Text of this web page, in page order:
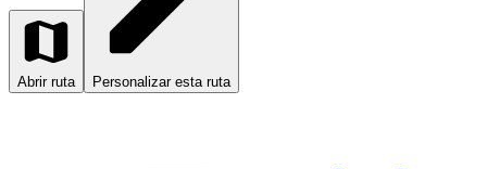
Abrir ruta Personalizar esta ruta